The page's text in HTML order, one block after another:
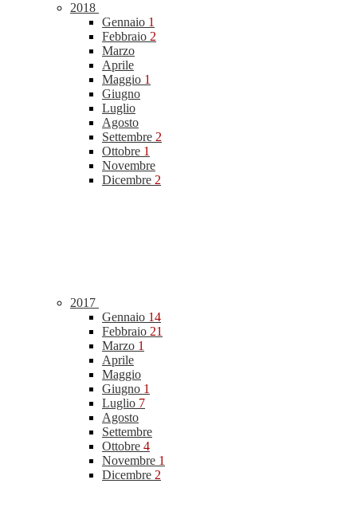
2018
Gennaio 1
Febbraio 2
Marzo
Aprile
Maggio 1
Giugno
Luglio
Agosto
Settembre 2
Ottobre 1
Novembre
Dicembre 2
2017
Gennaio 14
Febbraio 21
Marzo 1
Aprile
Maggio
Giugno 1
Luglio 7
Agosto
Settembre
Ottobre 4
Novembre 1
Dicembre 2